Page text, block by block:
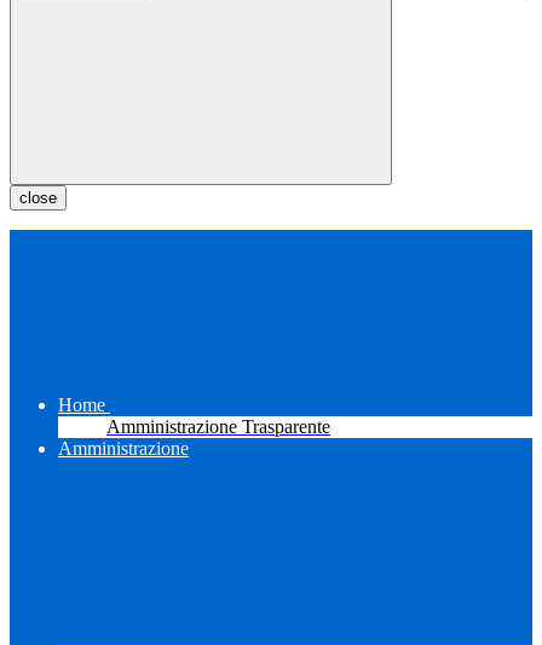
close
Home
Amministrazione Trasparente
Amministrazione